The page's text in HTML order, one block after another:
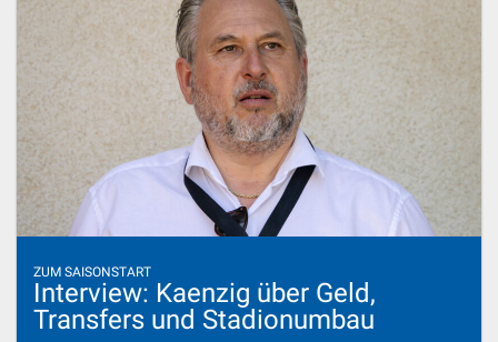
ZUM SAISONSTART
Interview: Kaenzig über Geld,
Transfers und Stadionumbau